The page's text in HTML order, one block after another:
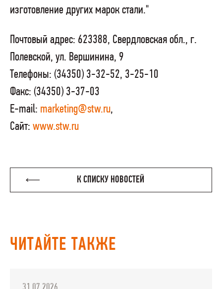
изготовление других марок стали."
Почтовый адрес: 623388, Свердловская обл., г.
Полевской, ул. Вершинина, 9
Телефоны: (34350) 3-32-52, 3-25-10
Факс: (34350) 3-37-03
E-mail: marketing@stw.ru,
Сайт: www.stw.ru
К СПИСКУ НОВОСТЕЙ
ЧИТАЙТЕ ТАКЖЕ